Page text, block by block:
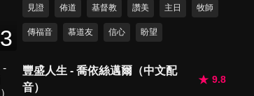
50分鐘
3
見證 佈道 基督教 讚美 主日 牧師
傳福音 慕道友 信心 盼望
豐盛人生 - 喬依絲邁爾（中文配
音）
9.8